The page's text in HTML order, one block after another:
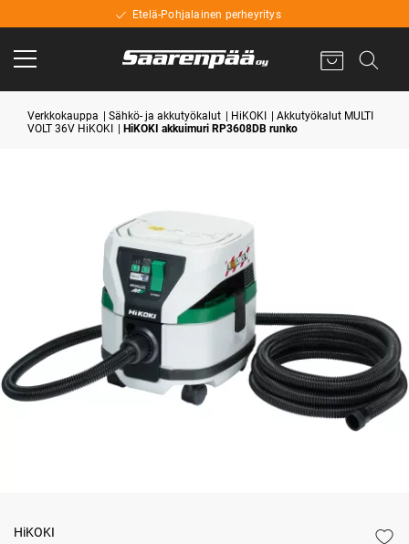
Etelä-Pohjalainen perheyritys
Verkkokauppa Sähkö- ja akkutyökalut HiKOKI
Akkutyökalut MULTI
VOLT 36V HiKOKI
HiKOKI akkuimuri RP3608DB runko
HiKOKI